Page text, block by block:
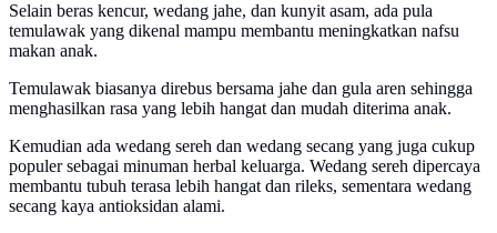
Selain beras kencur, wedang jahe, dan kunyit asam, ada pula
temulawak yang dikenal mampu membantu meningkatkan nafsu
makan anak.
Temulawak biasanya direbus bersama jahe dan gula aren sehingga
menghasilkan rasa yang lebih hangat dan mudah diterima anak.
Kemudian ada wedang sereh dan wedang secang yang juga cukup
populer sebagai minuman herbal keluarga. Wedang sereh dipercaya
membantu tubuh terasa lebih hangat dan rileks, sementara wedang
secang kaya antioksidan alami.